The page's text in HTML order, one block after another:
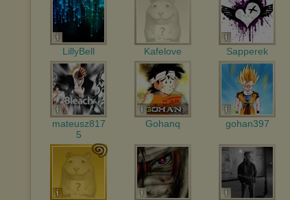
LillyBell Kafelove Sapperek
mateusz817
5
Gohanq gohan397